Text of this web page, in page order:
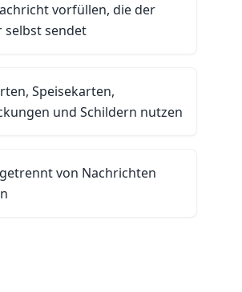
vorfüllen, die der
selbst sendet
Speisekarten,
und Schildern nutzen
von Nachrichten